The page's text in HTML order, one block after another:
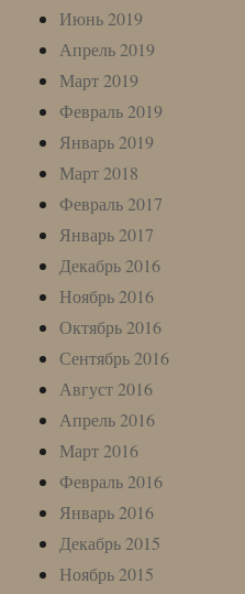
Июнь 2019
Апрель 2019
Март 2019
Февраль 2019
Январь 2019
Март 2018
Февраль 2017
Январь 2017
Декабрь 2016
Ноябрь 2016
Октябрь 2016
Сентябрь 2016
Август 2016
Апрель 2016
Март 2016
Февраль 2016
Январь 2016
Декабрь 2015
Ноябрь 2015